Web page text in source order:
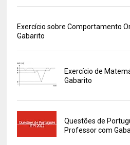
Exercício sobre Comportamento
Gabarito
Exercício de
Gabarito
Questões de
Professor com